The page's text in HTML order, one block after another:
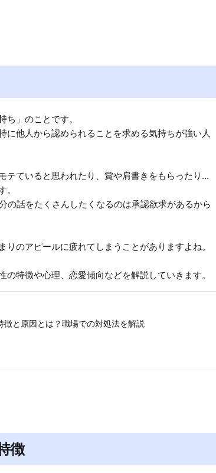
」のことです。
に他人から認められることを求める気持ちが強い人
テていると思われたり、賞や肩書きをもらったり…
の話をたくさんしたくなるのは承認欲求があるから
のアピールに疲れてしまうことがありますよね。
特徴や心理、恋愛傾向などを解説していきます。
徴と原因とは？職場での対処法を解説
徴